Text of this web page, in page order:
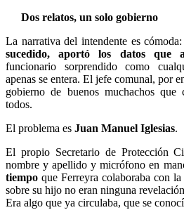
Dos relatos, un solo gobierno
La narrativa del intendente es cómoda:
sucedido, aportó los datos que
funcionario sorprendido como
apenas se entera. El jefe comunal, por
gobierno de buenos muchachos que
todos.
El problema es Juan Manuel Iglesias.
El propio Secretario de Protección
nombre y apellido y micrófono en
tiempo que Ferreyra colaboraba con
sobre su hijo no eran ninguna
Era algo que ya circulaba, que se